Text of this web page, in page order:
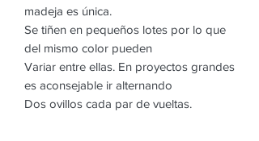
madeja es única.
Se tiñen en pequeños lotes por lo que
del mismo color pueden
Variar entre ellas. En proyectos grandes
es aconsejable ir alternando
Dos ovillos cada par de vueltas.